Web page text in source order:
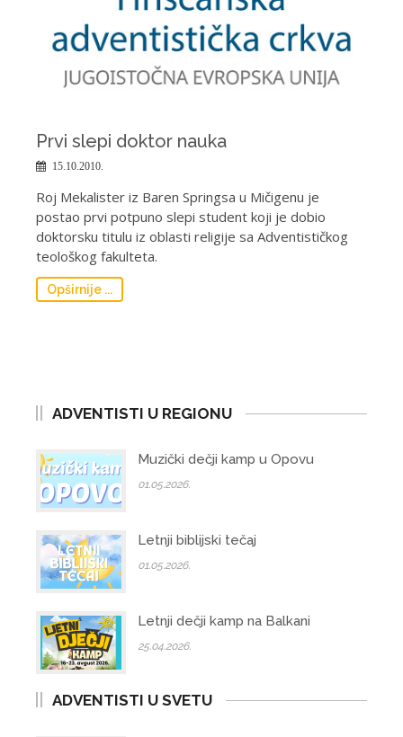
Prvi slepi doktor nauka
15.10.2010.
Roj Mekalister iz Baren Springsa u Mičigenu je
postao prvi potpuno slepi student koji je dobio
doktorsku titulu iz oblasti religije sa Adventističkog
teološkog fakulteta.
Opširnije ...
ADVENTISTI U REGIONU
Muzički dečji kamp u Opovu
01.05.2026.
Letnji biblijski tečaj
01.05.2026.
Letnji dečji kamp na Balkani
25.04.2026.
ADVENTISTI U SVETU